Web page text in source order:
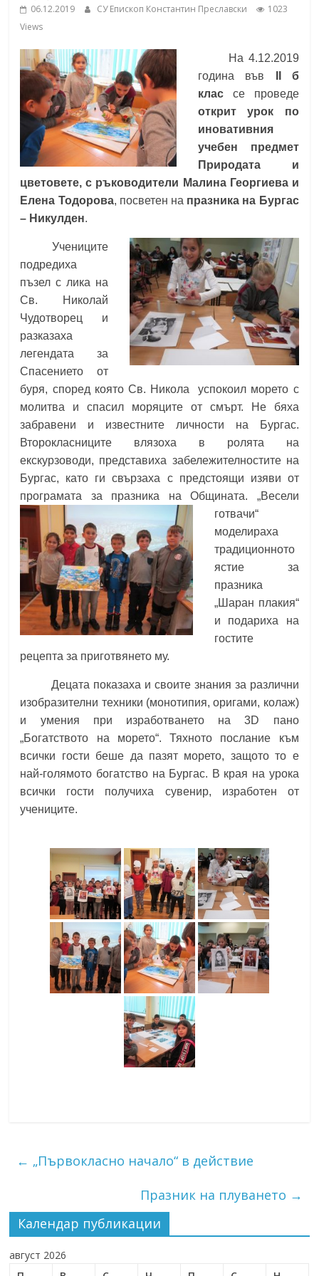
under the Erasmus+ Programme in
School,
Burgas
Средно
училище
"Епископ
Константин
Преславски"
Бургас
06.12.2019 СУ Епископ Константин Преславски
1023
Views
На 4.12.2019
година във
ІІ б
клас се проведе
открит урок по
иновативния
учебен предмет
Природата и
цветовете, с ръководители Малина Георгиева и
Елена Тодорова, посветен на празника на Бургас
– Никулден.
Учениците
подредиха
пъзел с лика на
Св. Николай
Чудотворец и
разказаха
легендата за
Спасението от
буря, според която Св. Никола успокоил морето с
молитва и спасил моряците от смърт. Не бяха
забравени и известните личности на Бургас.
Второкласниците влязоха в ролята на
екскурзоводи, представиха забележителностите на
Бургас, като ги свързаха с предстоящи изяви от
програмата за празника на Общината. „Весели
готвачи“
моделираха
традиционното
ястие за
празника
„Шаран плакия“
и подариха на
гостите
рецепта за приготвянето му.
Децата показаха и своите знания за различни
изобразителни техники (монотипия, оригами, колаж)
и умения при изработването на 3D пано
„Богатството на морето“. Тяхното послание към
всички гости беше да пазят морето, защото то е
най-голямото богатство на Бургас. В края на урока
всички гости получиха сувенир, изработен от
учениците.
← „Първокласно начало“ в действие
Празник на плуването →
Календар публикации
август 2026